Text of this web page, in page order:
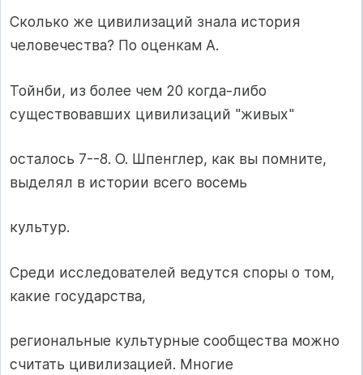
Сколько же цивилизаций знала история
человечества? По оценкам А.
Тойнби, из более чем 20 когда-либо
существовавших цивилизаций "живых"
осталось 7--8. О. Шпенглер, как вы помните,
выделял в истории всего восемь
культур.
Среди исследователей ведутся споры о том,
какие государства,
региональные культурные сообщества можно
считать цивилизацией. Многие